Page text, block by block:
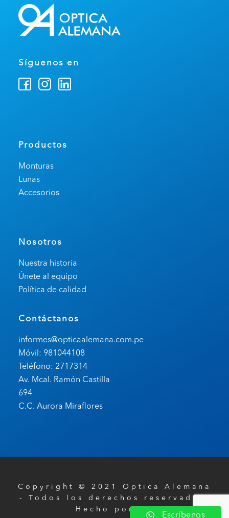
Síguenos en
Productos
Monturas
Lunas
Accesorios
Nosotros
Nuestra historia
Únete al equipo
Política de calidad
Contáctanos
informes@opticaalemana.com.pe
Móvil: 981044108
Teléfono: 2717314
Av. Mcal. Ramón Castilla
694
C.C. Aurora Miraflores
Copyright © 2021 Optica Alemana
- Todos los derechos reservados.
Hecho por
Escríbenos